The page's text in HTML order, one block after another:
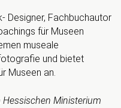
Designer, Fachbuchautor
für Museen
museale
und bietet
Museen an.
Ministerium